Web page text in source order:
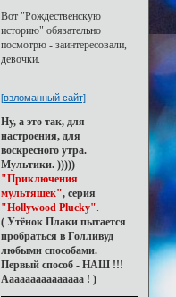
Вот "Рождественскую
историю" обязательно
посмотрю - заинтересовали,
девочки.
[взломанный сайт]
Ну, а это так, для
настроения, для
воскресного утра.
Мультики. )))))
"Приключения
мультяшек", серия
"Hollywood Plucky".
( Утёнок Плаки пытается
пробраться в Голливуд
любыми способами.
Первый способ - НАШ !!!
Ааааааааааааааа ! )